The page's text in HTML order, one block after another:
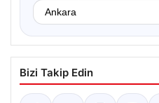
Bizi Takip Edin